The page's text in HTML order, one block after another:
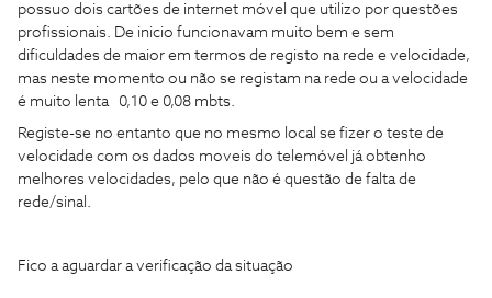
possuo dois cartões de internet móvel que utilizo por questões
profissionais. De inicio funcionavam muito bem e sem
dificuldades de maior em termos de registo na rede e velocidade,
mas neste momento ou não se registam na rede ou a velocidade
é muito lenta 0,10 e 0,08 mbts.
Registe-se no entanto que no mesmo local se fizer o teste de
velocidade com os dados moveis do telemóvel já obtenho
melhores velocidades, pelo que não é questão de falta de
rede/sinal.
Fico a aguardar a verificação da situação